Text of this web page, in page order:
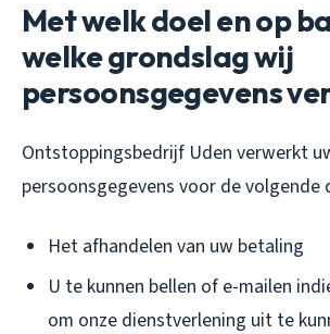
Met welk doel en op
welke grondslag wij
persoonsgegevens
Ontstoppingsbedrijf Uden verwerkt
persoonsgegevens voor de volgende
Het afhandelen van uw betaling
U te kunnen bellen of e-mailen
om onze dienstverlening uit te